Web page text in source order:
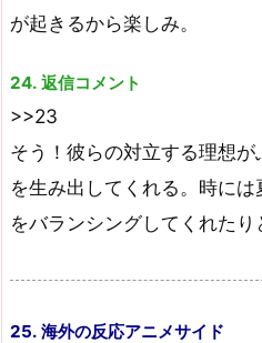
が起きるから楽しみ。
24. 返信コメント
>>23
そう！彼らの対立する理想
を生み出してくれる。時に
をバランシングしてくれたり
25. 海外の反応アニメサイド